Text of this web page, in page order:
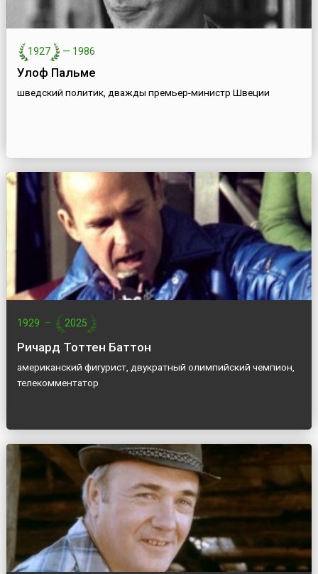
1927 — 1986
Улоф Пальме
шведский политик, дважды премьер-министр Швеции
1929 — 2025
Ричард Тоттен Баттон
американский фигурист, двукратный олимпийский чемпион,
телекомментатор